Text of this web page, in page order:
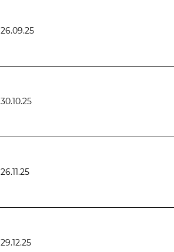
26.09.25
30.10.25
26.11.25
29.12.25